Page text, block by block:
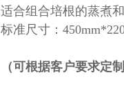
适合组合培根的蒸煮
标准尺寸：
（可根据客户要求定